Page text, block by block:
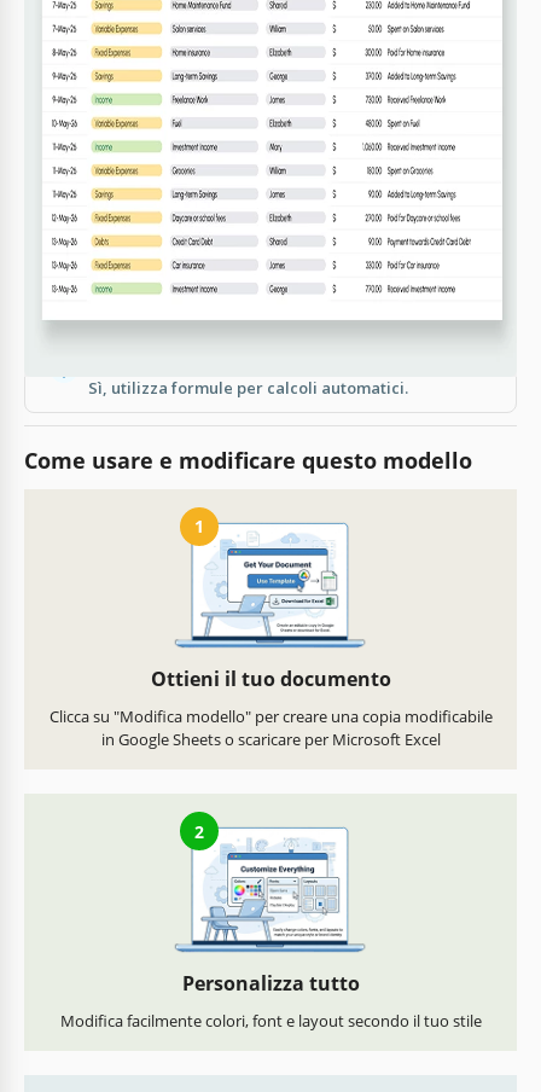
FAQ
È compatibile con Excel?
Sì, è disponibile per Google Sheets ed Excel.
È facile da usare?
Sì, è progettato per essere facile e conveniente.
Posso personalizzare le categorie?
Sì, puoi facilmente impostare le tue categorie.
È gratuito?
Sì, puoi scaricarlo e utilizzarlo gratuitamente.
Sì, utilizza formule per calcoli automatici.
Come usare e modificare questo modello
1
Ottieni il tuo documento
Clicca su "Modifica modello" per creare una copia modificabile
in Google Sheets o scaricare per Microsoft Excel
2
Personalizza tutto
Modifica facilmente colori, font e layout secondo il tuo stile